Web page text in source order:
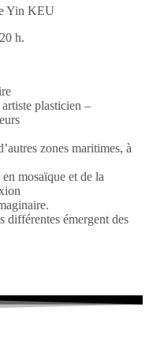
Yin KEU
h.
plasticien –
zones maritimes, à
mosaïque et de la
différentes émergent des